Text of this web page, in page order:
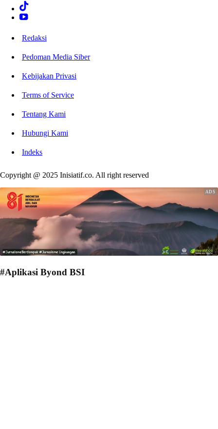
Redaksi
Pedoman Media Siber
Kebijakan Privasi
Terms of Service
Tentang Kami
Hubungi Kami
Indeks
Copyright @ 2025 Inisiatif.co. All right reserved
#Aplikasi Byond BSI